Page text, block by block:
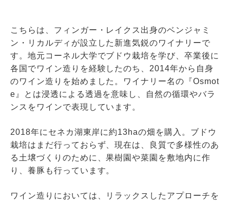
こちらは、フィンガー・レイクス出身のベンジャミ
ン・リカルディが設立した新進気鋭のワイナリーで
す。地元コーネル大学でブドウ栽培を学び、卒業後に
各国でワイン造りを経験したのち、2014年から自身
のワイン造りを始めました。ワイナリー名の『Osmot
e』とは浸透による透過を意味し、自然の循環やバラ
ンスをワインで表現しています。
2018年にセネカ湖東岸に約13haの畑を購入。ブドウ
栽培はまだ行っておらず、現在は、良質で多様性のあ
る土壌づくりのために、果樹園や菜園を敷地内に作
り、養豚も行っています。
ワイン造りにおいては、リラックスしたアプローチを